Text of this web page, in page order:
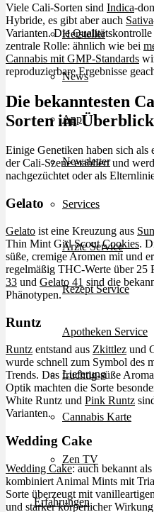
Hersteller
News
App
Newsletter
Services
Ärzte Service
Rezept Service
Apotheken Service
Lieferung
Cannabis Karte
Zen TV
Erfahrungen
Viele Cali-Sorten sind Indica-
Hybride, es gibt aber auch Sativa
Varianten. Die Qualitätskontrolle
zentrale Rolle: ähnlich wie bei
Cannabis mit GMP-Standards
reproduzierbare Ergebnisse
Die bekanntesten
Sorten im Überblick
Einige Genetiken haben sich als
der Cali-Szene etabliert und
nachgezüchtet oder als
Gelato
Gelato ist eine Kreuzung aus
Thin Mint Girl ScoutCookies.
süße, cremige Aromen mit und
regelmäßig THC-Werte über 25
33 und Gelato 41 sind die
Phänotypen.
Runtz
Runtz entstand aus Zkittlez und
wurde schnell zum Symbol des
Trends. Das fruchtig-süße
Optik machten die Sorte
White Runtz und Pink Runtz
Varianten.
Wedding Cake
Wedding Cake: auch bekannt
kombiniert Animal Mints mit
Sorte überzeugt mit
und starker körperlicher